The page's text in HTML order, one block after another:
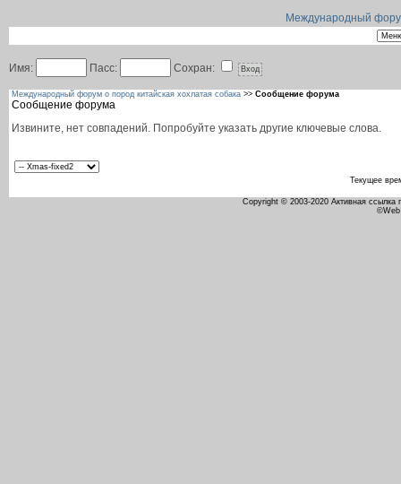
Международный
Имя: Пасс: Сохран:
Международный форум о пород китайская хохлатая собака >> Сообщение форума
Сообщение форума
Извините, нет совпадений. Попробуйте указать другие ключевые слова.
Текущее
Copyright © 2003-2020 Активная ссылка